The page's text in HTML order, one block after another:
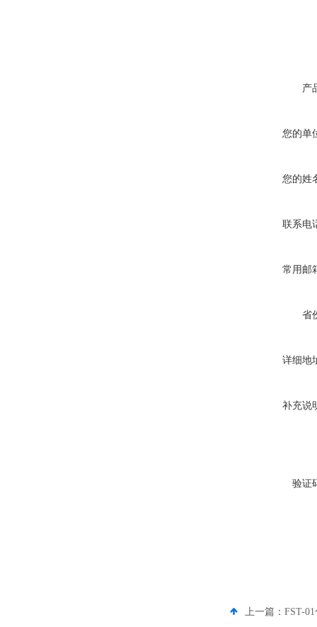
产
您的单
您的姓
联系电
常用邮
省
详细地
补充说
验证
上一篇： FST-